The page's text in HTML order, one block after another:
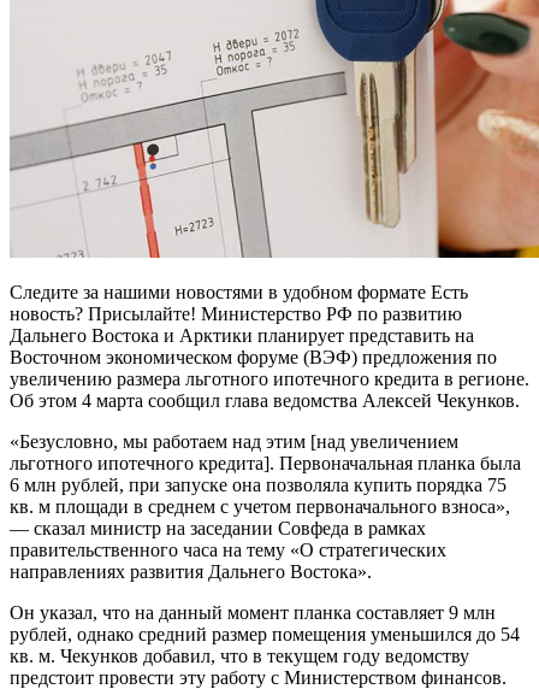
Следите за нашими новостями в удобном формате Есть
новость? Присылайте! Министерство РФ по развитию
Дальнего Востока и Арктики планирует представить на
Восточном экономическом форуме (ВЭФ) предложения по
увеличению размера льготного ипотечного кредита в регионе.
Об этом 4 марта сообщил глава ведомства Алексей Чекунков.
«Безусловно, мы работаем над этим [над увеличением
льготного ипотечного кредита]. Первоначальная планка была
6 млн рублей, при запуске она позволяла купить порядка 75
кв. м площади в среднем с учетом первоначального взноса»,
— сказал министр на заседании Совфеда в рамках
правительственного часа на тему «О стратегических
направлениях развития Дальнего Востока».
Он указал, что на данный момент планка составляет 9 млн
рублей, однако средний размер помещения уменьшился до 54
кв. м. Чекунков добавил, что в текущем году ведомству
предстоит провести эту работу с Министерством финансов.